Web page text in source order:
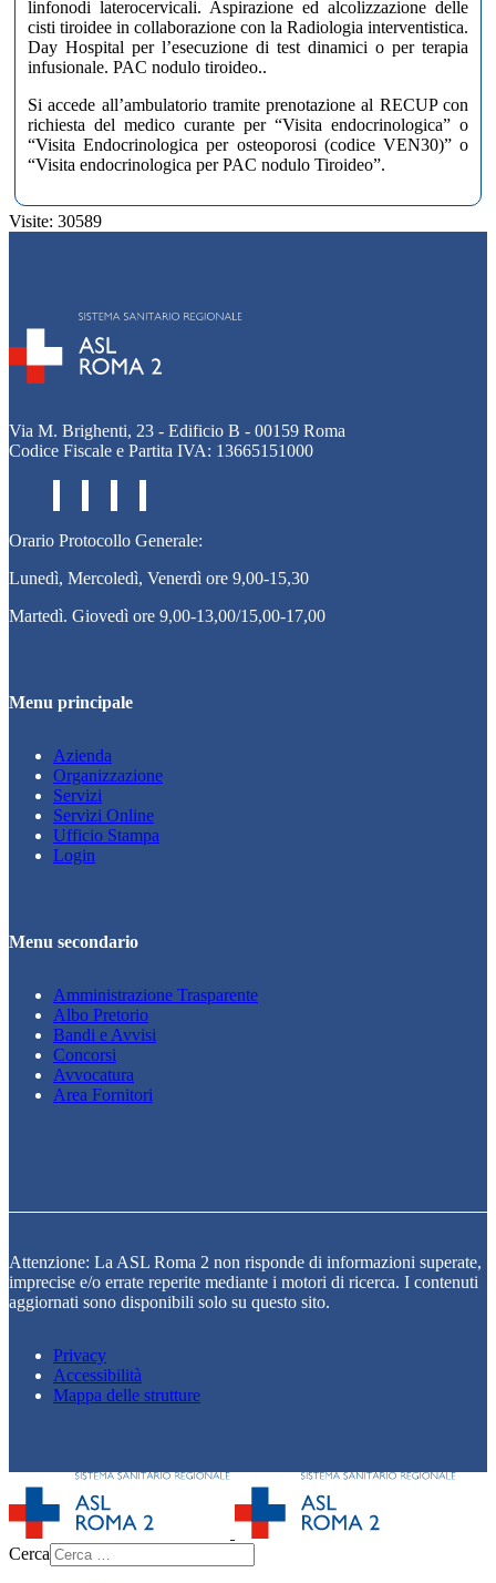
linfonodi laterocervicali. Aspirazione ed alcolizzazione delle
cisti tiroidee in collaborazione con la Radiologia interventistica.
Day Hospital per l’esecuzione di test dinamici o per terapia
infusionale. PAC nodulo tiroideo..
Si accede all’ambulatorio tramite prenotazione al RECUP con
richiesta del medico curante per “Visita endocrinologica” o
“Visita Endocrinologica per osteoporosi (codice VEN30)” o
“Visita endocrinologica per PAC nodulo Tiroideo”.
Visite: 30589
Via M. Brighenti, 23 - Edificio B - 00159 Roma
Codice Fiscale e Partita IVA: 13665151000
Orario Protocollo Generale:
Lunedì, Mercoledì, Venerdì ore 9,00-15,30
Martedì. Giovedì ore 9,00-13,00/15,00-17,00
Menu principale
Azienda
Organizzazione
Servizi
Servizi Online
Ufficio Stampa
Login
Menu secondario
Amministrazione Trasparente
Albo Pretorio
Bandi e Avvisi
Concorsi
Avvocatura
Area Fornitori
Attenzione: La ASL Roma 2 non risponde di informazioni superate,
imprecise e/o errate reperite mediante i motori di ricerca. I contenuti
aggiornati sono disponibili solo su questo sito.
Privacy
Accessibilità
Mappa delle strutture
Cerca